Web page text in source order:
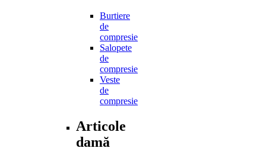
Burtiere
de
compresie
Salopete
de
compresie
Veste
de
compresie
Articole
damă